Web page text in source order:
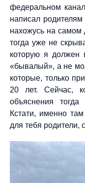
федеральном
написал
нахожусь на самом
тогда уже не
которую я должен
«бывалый», а не
которые, только
20 лет. Сейчас,
объяснения
Кстати, именно
для тебя родители,